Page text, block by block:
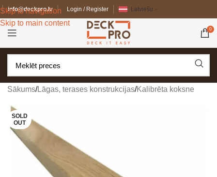
Skip to navigation
Skip to main content
info@deckpro.lv Login / Register Latviešu
0
Sākums/Lāgas, terases konstrukcijas/Kalibrēta koksne
SOLD
OUT